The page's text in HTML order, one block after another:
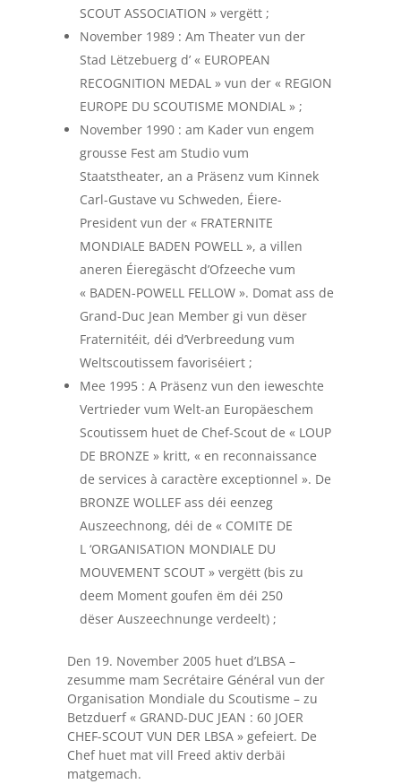
SCOUT ASSOCIATION » vergëtt ;
November 1989 : Am Theater vun der
Stad Lëtzebuerg d’ « EUROPEAN
RECOGNITION MEDAL » vun der « REGION
EUROPE DU SCOUTISME MONDIAL » ;
November 1990 : am Kader vun engem
grousse Fest am Studio vum
Staatstheater, an a Präsenz vum Kinnek
Carl-Gustave vu Schweden, Éiere-
President vun der « FRATERNITE
MONDIALE BADEN POWELL », a villen
aneren Éieregäscht d’Ofzeeche vum
« BADEN-POWELL FELLOW ». Domat ass de
Grand-Duc Jean Member gi vun dëser
Fraternitéit, déi d’Verbreedung vum
Weltscoutissem favoriséiert ;
Mee 1995 : A Präsenz vun den ieweschte
Vertrieder vum Welt-an Europäeschem
Scoutissem huet de Chef-Scout de « LOUP
DE BRONZE » kritt, « en reconnaissance
de services à caractère exceptionnel ». De
BRONZE WOLLEF ass déi eenzeg
Auszeechnong, déi de « COMITE DE
L ‘ORGANISATION MONDIALE DU
MOUVEMENT SCOUT » vergëtt (bis zu
deem Moment goufen ëm déi 250
dëser Auszeechnunge verdeelt) ;
Den 19. November 2005 huet d’LBSA –
zesumme mam Secrétaire Général vun der
Organisation Mondiale du Scoutisme – zu
Betzduerf « GRAND-DUC JEAN : 60 JOER
CHEF-SCOUT VUN DER LBSA » gefeiert. De
Chef huet mat vill Freed aktiv derbäi
matgemach.